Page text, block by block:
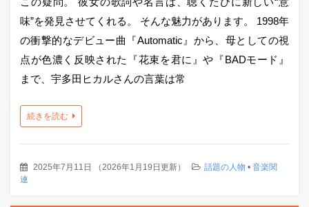
味”を発見させてくれる。 そんな魅力があります。 1998年
の衝撃的なデビュー曲『Automatic』から、母としての視
点が色濃く反映された『花束を君に』や『BADモード』
まで、宇多田ヒカルさんの言葉は常
続きを読む
2025年7月11日 （2026年1月19日更新） 話題の人物 • 音楽関
連